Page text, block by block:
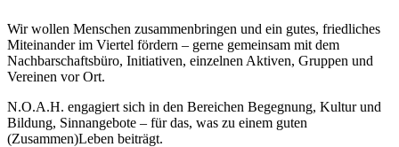
Wir wollen Menschen zusammenbringen und ein gutes, friedliches
Miteinander im Viertel fördern – gerne gemeinsam mit dem
Nachbarschaftsbüro, Initiativen, einzelnen Aktiven, Gruppen und
Vereinen vor Ort.
N.O.A.H. engagiert sich in den Bereichen Begegnung, Kultur und
Bildung, Sinnangebote – für das, was zu einem guten
(Zusammen)Leben beiträgt.